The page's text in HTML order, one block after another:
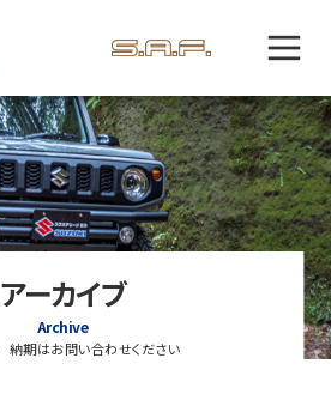
アーカイブ
Archive
納期はお問い合わせください